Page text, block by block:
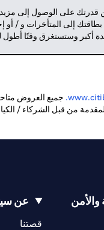
على الوصول إلى
إلى المتأخرات و / أو
أكبر وستستغرق وقتًا
جميع العروض
من قبل الشركاء /
عن
قصتنا
(opens in a new tab)